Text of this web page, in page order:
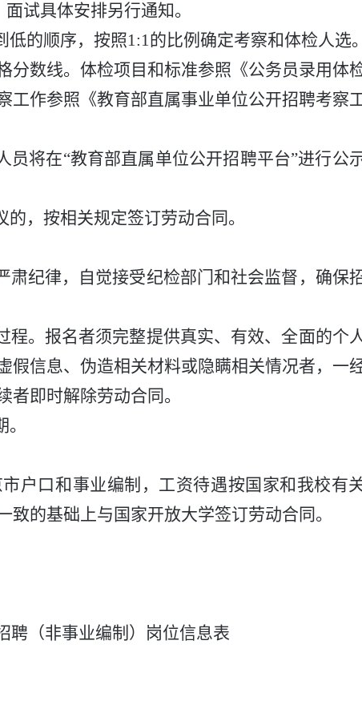
面试具体安排另行通知。
低的顺序，按照1:1的比例确定考察和体检人选。
分数线。 体检项目和标准参照《公务员录用体
工作参照《教育部直属事业单位公开招聘考察
员将在“教育部直属单位公开招聘平台”进行公示
， 按相关规定签订劳动合同。
肃纪律，自觉接受纪检部门和社会监督，确保
程。报名者须完整提供真实、有效、全面的个
假信息、伪造相关材料或隐瞒相关情况者，一
即时解除劳动合同。
户口和事业编制，工资待遇按国家和我校有
致的基础上与国家开放大学签订劳动合同。
聘（非事业编制） 岗位信息表